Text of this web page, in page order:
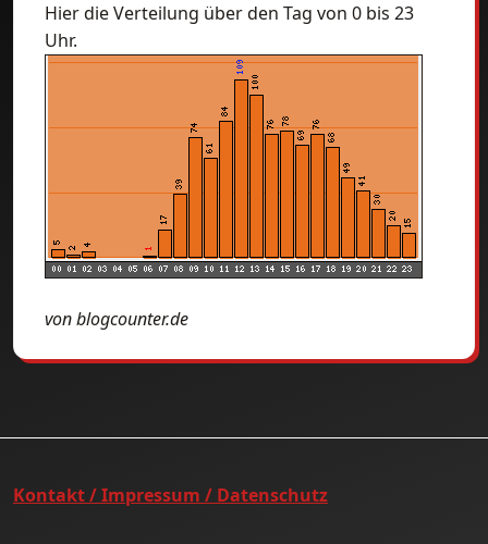
Hier die Verteilung über den Tag von 0 bis 23
Uhr.
von blogcounter.de
Kontakt / Impressum / Datenschutz